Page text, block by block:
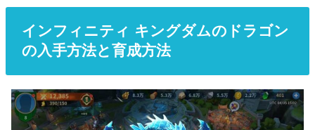
インフィニティ キングダムのドラゴン
の入手方法と育成方法